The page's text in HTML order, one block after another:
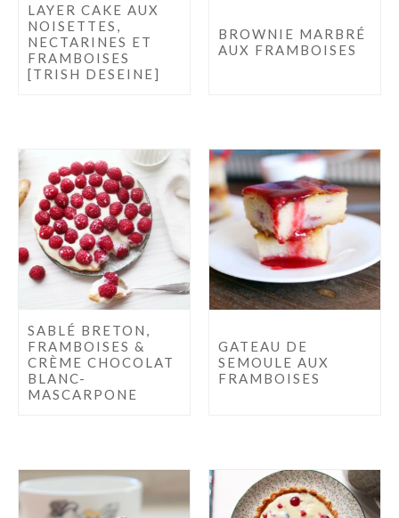
LAYER CAKE AUX
NOISETTES,
NECTARINES ET
FRAMBOISES
[TRISH DESEINE]
BROWNIE MARBRÉ
AUX FRAMBOISES
SABLÉ BRETON,
FRAMBOISES &
CRÈME CHOCOLAT
BLANC-
MASCARPONE
GATEAU DE
SEMOULE AUX
FRAMBOISES